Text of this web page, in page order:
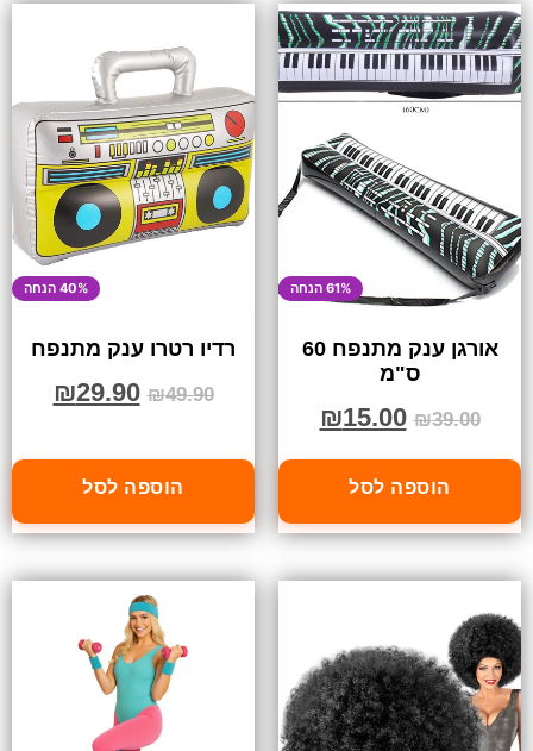
61% הנחה
אורגן ענק מתנפח 60
ס"מ
₪39.00
₪15.00
הוספה לסל
40% הנחה
רדיו רטרו ענק מתנפח
₪49.90
₪29.90
הוספה לסל